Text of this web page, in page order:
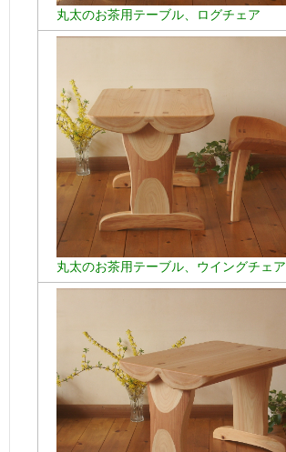
丸太のお茶用テーブル、ログチェア
丸太のお茶用テーブル、ウイングチェア